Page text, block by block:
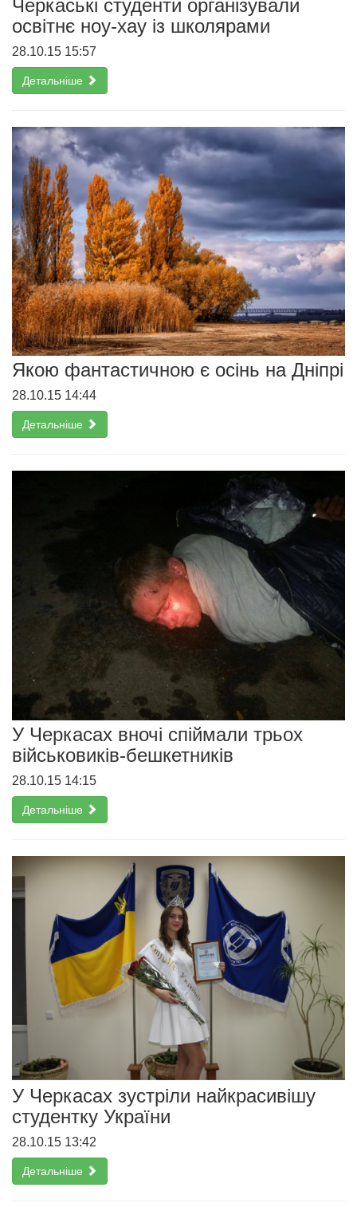
Черкаські студенти організували
освітнє ноу-хау із школярами
28.10.15 15:57
Детальніше
Якою фантастичною є осінь на Дніпрі
28.10.15 14:44
Детальніше
У Черкасах вночі спіймали трьох
військовиків-бешкетників
28.10.15 14:15
Детальніше
У Черкасах зустріли найкрасивішу
студентку України
28.10.15 13:42
Детальніше